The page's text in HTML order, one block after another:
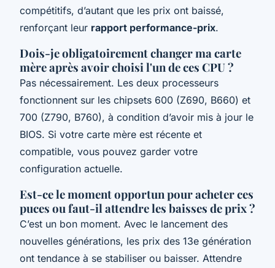
compétitifs, d’autant que les prix ont baissé,
renforçant leur rapport performance-prix.
Dois-je obligatoirement changer ma carte
mère après avoir choisi l'un de ces CPU ?
Pas nécessairement. Les deux processeurs
fonctionnent sur les chipsets 600 (Z690, B660) et
700 (Z790, B760), à condition d’avoir mis à jour le
BIOS. Si votre carte mère est récente et
compatible, vous pouvez garder votre
configuration actuelle.
Est-ce le moment opportun pour acheter ces
puces ou faut-il attendre les baisses de prix ?
C’est un bon moment. Avec le lancement des
nouvelles générations, les prix des 13e génération
ont tendance à se stabiliser ou baisser. Attendre